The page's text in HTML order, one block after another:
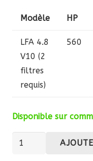
Modèle
HP
LFA 4.8
V10 (2
filtres
requis)
560
Disponible sur
quantité